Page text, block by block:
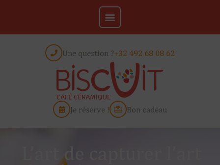
Une question ?+32 492 68 08 62
Je réserve ! Bon cadeau
L’art de capturer l’art